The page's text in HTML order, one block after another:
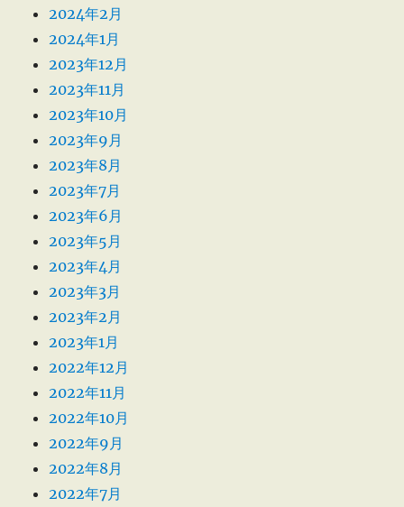
2024年2月
2024年1月
2023年12月
2023年11月
2023年10月
2023年9月
2023年8月
2023年7月
2023年6月
2023年5月
2023年4月
2023年3月
2023年2月
2023年1月
2022年12月
2022年11月
2022年10月
2022年9月
2022年8月
2022年7月